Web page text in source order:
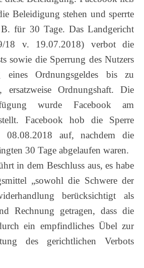
Beleidigung stehen und sperrte
B. für 30 Tage. Das Landgericht
v. 19.07.2018) verbot die
sowie die Sperrung des Nutzers
eines Ordnungsgeldes bis zu
ersatzweise Ordnungshaft. Die
wurde Facebook am
Facebook hob die Sperre
08.08.2018 auf, nachdem die
30 Tage abgelaufen waren.
in dem Beschluss aus, es habe
„sowohl die Schwere der
berücksichtigt als
Rechnung getragen, dass die
ein empfindliches Übel zur
des gerichtlichen Verbots